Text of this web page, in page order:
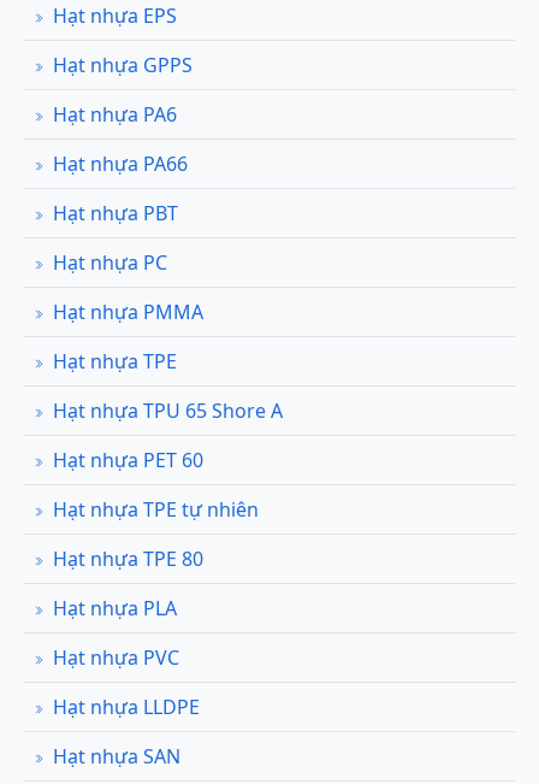
Hạt nhựa EPS
Hạt nhựa GPPS
Hạt nhựa PA6
Hạt nhựa PA66
Hạt nhựa PBT
Hạt nhựa PC
Hạt nhựa PMMA
Hạt nhựa TPE
Hạt nhựa TPU 65 Shore A
Hạt nhựa PET 60
Hạt nhựa TPE tự nhiên
Hạt nhựa TPE 80
Hạt nhựa PLA
Hạt nhựa PVC
Hạt nhựa LLDPE
Hạt nhựa SAN